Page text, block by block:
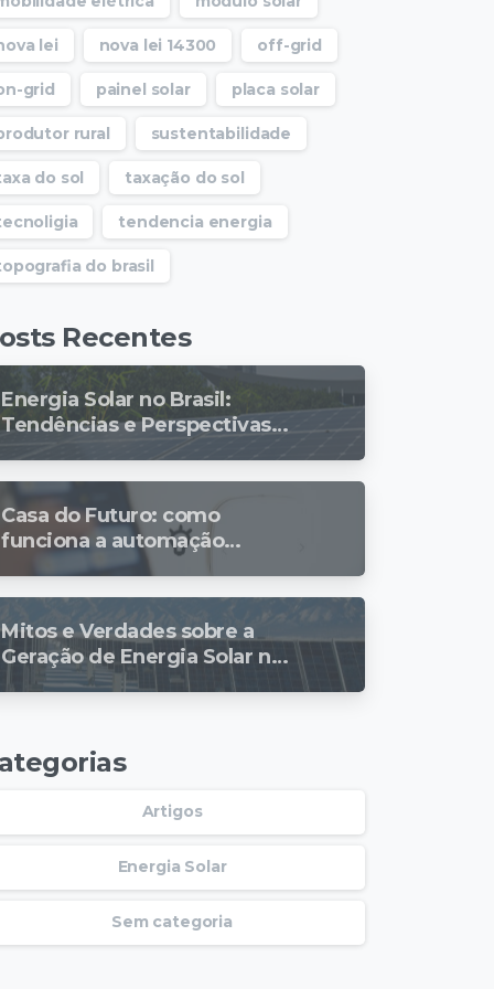
lei nova lei 14300 off-grid
grid painel solar placa solar
rural sustentabilidade
do sol taxação do sol
tendencia energia
do brasil
Recentes
Energia Solar no Brasil:
Tendências e Perspectivas
Casa do Futuro: como
funciona a automação
residencial?
Mitos e Verdades sobre a
Geração de Energia Solar no
Inverno
Artigos
Energia Solar
Sem categoria